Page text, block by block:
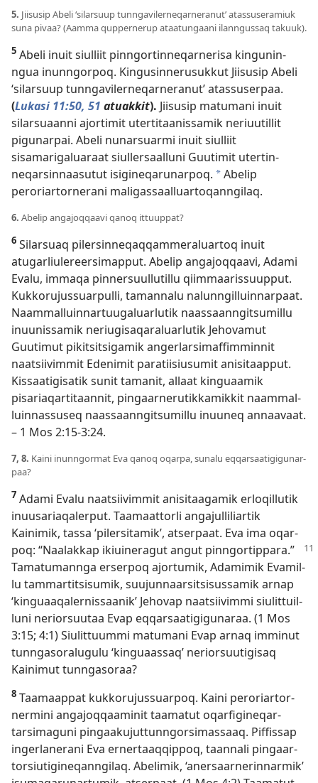
5. Jiisusip Abeli ‘silarsuup tun­ngaviler­neqar­neranut’ atas­suseramiuk
suna pivaa? (Aam­ma qup­per­nerup ataatungaani ilan­ngus­saq takuuk).
5 Abeli inuit siul­liit pin­ngor­tin­neqar­nerisa kingunin­
ngua inun­ngor­poq. Kingusin­nerusuk­kut Jiisusip Abeli
‘silarsuup tun­ngaviler­neqar­neranut’ atas­suser­paa.
(Lukasi 11:50, 51 atuakkit). Jiisusip matumani inuit
silarsuaan­ni ajor­timit uter­titaanis­samik neriuutil­lit
pigunar­pai. Abeli nunarsuarmi inuit siul­liit
sisamarigaluaraat siul­lersaal­luni Guutimit uter­tin­
neqarsin­naasutut isigineqarunar­poq. aAbelip
peroriar­tor­nerani maligas­saal­luar­toqan­ngilaq.
6. Abelip angajoq­qaavi qanoq it­tuup­pat?
6 Silarsuaq pilersin­neqaq­qam­meraluar­toq inuit
atugarliulereersimap­put. Abelip angajoq­qaavi, Adami
Evalu, im­maqa pin­nersuul­lutil­lu qiim­maaris­suup­put.
Kuk­korujus­suar­pul­li, taman­nalu nalun­ngil­luin­nar­paat.
Naam­mal­luin­nar­tuugaluarlutik naas­saan­ngitsumil­lu
inuunis­samik neriugisaqaraluarlutik Jehovamut
Guutimut pikitsitsigamik angerlarsimaf­fim­min­nit
naatsiivim­mit Edenimit paratiisiusumit anisitaap­put.
Kis­saatigisatik sunit tamanit, al­laat kinguaamik
pisariaqar­titaan­nit, pingaar­nerutik­kamik­kit naam­mal­
luin­nas­suseq naas­saan­ngitsumil­lu inuuneq an­naavaat.
– 1 Mos 2:15-3:24.
7, 8. Kaini inun­ngormat Eva qanoq oqar­pa, sunalu eq­qarsaatigigunar­
paa?
7 Adami Evalu naatsiivim­mit anisitaagamik erloqil­lutik
inuusariaqaler­put. Taamaat­torli angajul­liliar­tik
Kainimik, tas­sa ‘pilersitamik’, atser­paat. Eva ima oqar­
poq: “Naalak­kap ikiuineragut angut pin­ngor­tip­para.”
Tamatuman­nga erser­poq ajor­tumik, Adamimik Evamil­
lu tam­mar­titsisumik, suujun­naarsitsisus­samik ar­nap
‘kinguaaqaler­nis­saanik’ Jehovap naatsiivim­mi siulit­tuil­
luni neriorsuutaa Evap eq­qarsaatigigunaraa. (1 Mos
3:15; 4:1) Siulit­tuum­mi matumani Evap ar­naq im­minut
tun­ngasoralugulu ‘kinguaas­saq’ neriorsuutigisaq
Kainimut tun­ngasoraa?
8 Taamaap­pat kuk­korujus­suar­poq. Kaini peroriar­tor­
nermini angajoq­qaaminit taamatut oqarfigineqar­
tarsimaguni pingaakujut­tun­ngorsimas­saaq. Pif­fis­sap
ingerlanerani Eva er­ner­taaq­qip­poq, taan­nali pingaar­
torsiutigineqan­ngilaq. Abelimik, ‘anersaar­nerin­narmik’